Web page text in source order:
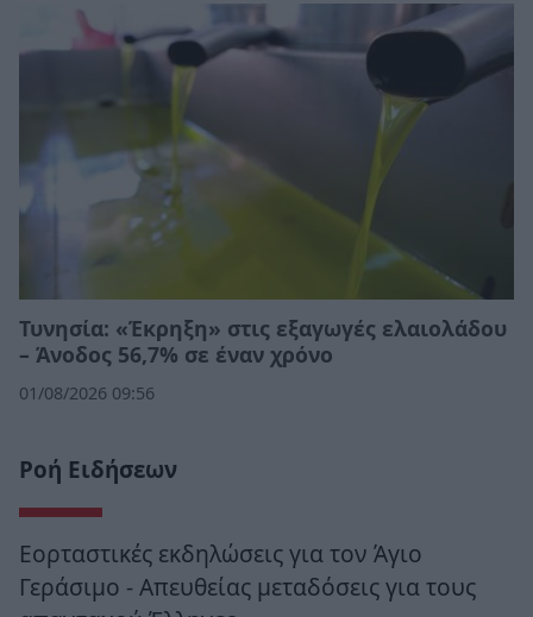
Τυνησία: «Έκρηξη» στις εξαγωγές ελαιολάδου
– Άνοδος 56,7% σε έναν χρόνο
01/08/2026 09:56
Ροή Ειδήσεων
Εορταστικές εκδηλώσεις για τον Άγιο
Γεράσιμο - Απευθείας μεταδόσεις για τους